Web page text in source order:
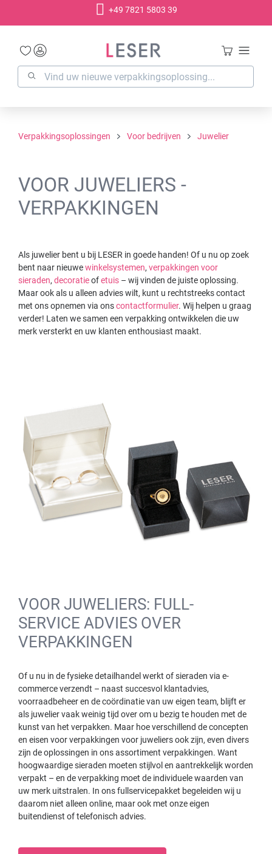
+49 7821 5803 39
Verpakkingsoplossingen Voor bedrijven Juwelier
VOOR JUWELIERS -
VERPAKKINGEN
Als juwelier bent u bij LESER in goede handen! Of u nu op zoek
bent naar nieuwewinkelsystemen, verpakkingen voor
sieraden, decoratieofetuis – wij vinden de juiste oplossing.
Maar ook als u alleen advies wilt, kunt u rechtstreeks contact
met ons opnemen via onscontactformulier. Wij helpen u graag
verder! Laten we samen een verpakking ontwikkelen die uw
merk versterkt en uw klanten enthousiast maakt.
VOOR JUWELIERS: FULL-
SERVICE ADVIES OVER
VERPAKKINGEN
Of u nu in de fysieke detailhandel werkt of sieraden via e-
commerce verzendt – naast succesvol klantadvies,
voorraadbeheer en de coördinatie van uw eigen team, blijft er
als juwelier vaak weinig tijd over om u bezig te houden met de
kunst van het verpakken. Maar hoe verschillend de concepten
en eisen voor verpakkingen voor juweliers ook zijn, even divers
zijn de oplossingen in ons assortiment verpakkingen. Want
hoogwaardige sieraden moeten stijlvol en aantrekkelijk worden
verpakt – en de verpakking moet de individuele waarden van
uw merk uitstralen. In ons fullservicepakket begeleiden wij u
daarom niet alleen online, maar ook met onze eigen
buitendienst of telefonisch advies.